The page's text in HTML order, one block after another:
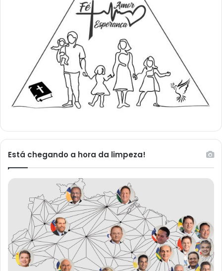
Está chegando a hora da limpeza!